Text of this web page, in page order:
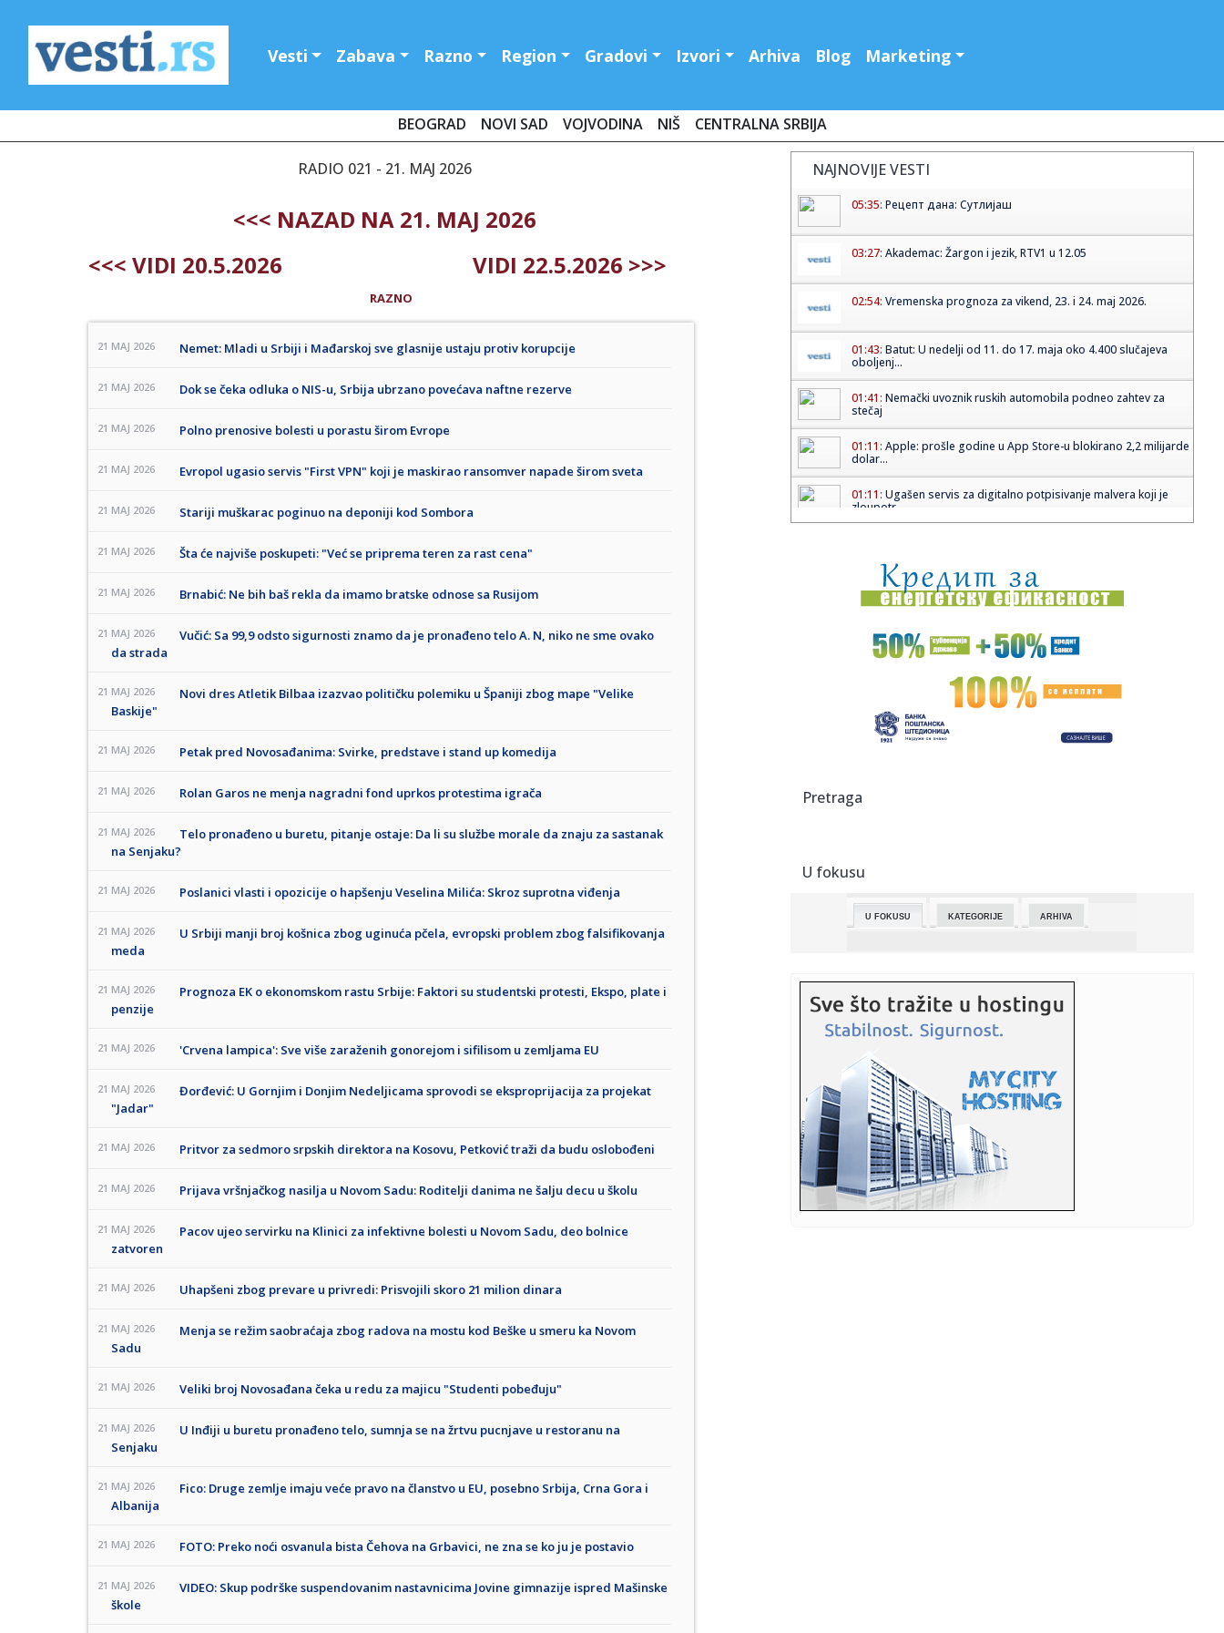
Vesti Zabava Razno Region Gradovi Izvori Arhiva Blog Marketing
BEOGRAD NOVI SAD VOJVODINA NIŠ CENTRALNA SRBIJA
RADIO 021 - 21. MAJ 2026
<<< NAZAD NA 21. MAJ 2026
<<< VIDI 20.5.2026
VIDI 22.5.2026 >>>
RAZNO
21 MAJ 2026 Nemet: Mladi u Srbiji i Mađarskoj sve glasnije ustaju protiv korupcije
21 MAJ 2026 Dok se čeka odluka o NIS-u, Srbija ubrzano povećava naftne rezerve
21 MAJ 2026 Polno prenosive bolesti u porastu širom Evrope
21 MAJ 2026 Evropol ugasio servis "First VPN" koji je maskirao ransomver napade širom sveta
21 MAJ 2026 Stariji muškarac poginuo na deponiji kod Sombora
21 MAJ 2026 Šta će najviše poskupeti: "Već se priprema teren za rast cena"
21 MAJ 2026 Brnabić: Ne bih baš rekla da imamo bratske odnose sa Rusijom
21 MAJ 2026
Vučić: Sa 99,9 odsto sigurnosti znamo da je pronađeno telo A. N, niko ne sme ovako
da strada
21 MAJ 2026
Novi dres Atletik Bilbaa izazvao političku polemiku u Španiji zbog mape "Velike
Baskije"
21 MAJ 2026 Petak pred Novosađanima: Svirke, predstave i stand up komedija
21 MAJ 2026 Rolan Garos ne menja nagradni fond uprkos protestima igrača
21 MAJ 2026
Telo pronađeno u buretu, pitanje ostaje: Da li su službe morale da znaju za sastanak
na Senjaku?
21 MAJ 2026 Poslanici vlasti i opozicije o hapšenju Veselina Milića: Skroz suprotna viđenja
21 MAJ 2026
U Srbiji manji broj košnica zbog uginuća pčela, evropski problem zbog falsifikovanja
meda
21 MAJ 2026
Prognoza EK o ekonomskom rastu Srbije: Faktori su studentski protesti, Ekspo, plate i
penzije
21 MAJ 2026 'Crvena lampica': Sve više zaraženih gonorejom i sifilisom u zemljama EU
21 MAJ 2026
Đorđević: U Gornjim i Donjim Nedeljicama sprovodi se eksproprijacija za projekat
"Jadar"
21 MAJ 2026 Pritvor za sedmoro srpskih direktora na Kosovu, Petković traži da budu oslobođeni
21 MAJ 2026 Prijava vršnjačkog nasilja u Novom Sadu: Roditelji danima ne šalju decu u školu
21 MAJ 2026
Pacov ujeo servirku na Klinici za infektivne bolesti u Novom Sadu, deo bolnice
zatvoren
21 MAJ 2026 Uhapšeni zbog prevare u privredi: Prisvojili skoro 21 milion dinara
21 MAJ 2026
Menja se režim saobraćaja zbog radova na mostu kod Beške u smeru ka Novom
Sadu
21 MAJ 2026 Veliki broj Novosađana čeka u redu za majicu "Studenti pobeđuju"
21 MAJ 2026
U Inđiji u buretu pronađeno telo, sumnja se na žrtvu pucnjave u restoranu na
Senjaku
21 MAJ 2026
Fico: Druge zemlje imaju veće pravo na članstvo u EU, posebno Srbija, Crna Gora i
Albanija
21 MAJ 2026 FOTO: Preko noći osvanula bista Čehova na Grbavici, ne zna se ko ju je postavio
21 MAJ 2026
VIDEO: Skup podrške suspendovanim nastavnicima Jovine gimnazije ispred Mašinske
škole
NAJNOVIJE VESTI
05:35: Рецепт дана: Сутлијаш
03:27: Akademac: Žargon i jezik, RTV1 u 12.05
02:54: Vremenska prognoza za vikend, 23. i 24. maj 2026.
01:43: Batut: U nedelji od 11. do 17. maja oko 4.400 slučajeva
oboljenj...
01:41: Nemački uvoznik ruskih automobila podneo zahtev za
stečaj
01:11: Apple: prošle godine u App Store-u blokirano 2,2 milijarde
dolar...
01:11: Ugašen servis za digitalno potpisivanje malvera koji je
zloupotr...
01:11:Kampanja Trapdoor: više od 450 Android aplikacija
korišćeno za...
01:11:Reaper: novi malver za macOS zaobilazi Appleove zaštite i
krade ...
Pinterest preplavljen lažnim rasprodajama i prevarama
01:11:Android 17 dobija funkciju za proveru autentičnosti
01:11:
01:04: Dogodilo se na današnji datum, 23. maj
00:19:VIDEO: Mazda MX-5 Miata 35th Anniversary
23:37:Njemački penzioner (93) mučen do smrti, među
osumnjičenima dr...
23:33:Đoković:Imam velike šanse na Rolan Garosu ako ostanem
zdrav, p...
23:28:Alfa Romeo najavljuje proširenje svoje ponude
Pretraga
U fokusu
U FOKUSU KATEGORIJE ARHIVA